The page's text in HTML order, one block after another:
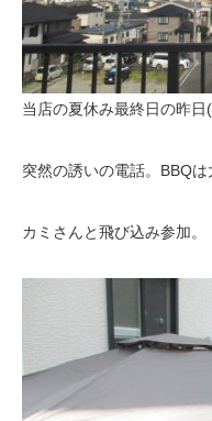
当店の夏休み最終日の昨日
突然の誘いの電話。BBQ
カミさんと飛び込み参加。